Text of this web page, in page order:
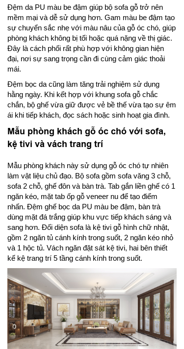
Đệm da PU màu be đậm giúp bộ sofa gỗ trở nên
mềm mại và dễ sử dụng hơn. Gam màu be đậm tạo
sự chuyển sắc nhẹ với màu nâu của gỗ óc chó, giúp
phòng khách không bị tối hoặc quá nặng về thị giác.
Đây là cách phối rất phù hợp với không gian hiện
đại, nơi sự sang trọng cần đi cùng cảm giác thoải
mái.
Đệm bọc da cũng làm tăng trải nghiệm sử dụng
hằng ngày. Khi kết hợp với khung sofa gỗ chắc
chắn, bộ ghế vừa giữ được vẻ bề thế vừa tạo sự êm
ái khi tiếp khách, đọc sách hoặc sinh hoạt gia đình.
Mẫu phòng khách gỗ óc chó với sofa,
kệ tivi và vách trang trí
Mẫu phòng khách này sử dụng gỗ óc chó tự nhiên
làm vật liệu chủ đạo. Bộ sofa gồm sofa văng 3 chỗ,
sofa 2 chỗ, ghế đôn và bàn trà. Tab gắn liền ghế có 1
ngăn kéo, mặt tab ốp gỗ veneer nu để tạo điểm
nhấn. Đệm ghế bọc da PU màu be đậm, bàn trà
dùng mặt đá trắng giúp khu vực tiếp khách sáng và
sang hơn. Đối diện sofa là kệ tivi gỗ hình chữ nhật,
gồm 2 ngăn tủ cánh kính trong suốt, 2 ngăn kéo nhỏ
và 1 hộc tủ. Vách ngăn đặt sát kệ tivi, hai bên thiết
kế kệ trang trí 5 tầng cánh kính trong suốt.